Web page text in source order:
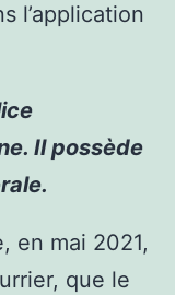
l’application
Il possède
en mai 2021,
que le